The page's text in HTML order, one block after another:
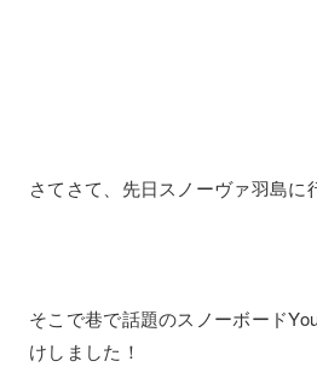
さてさて、先日スノーヴァ羽島に
そこで巷で話題のスノーボード
けしました！